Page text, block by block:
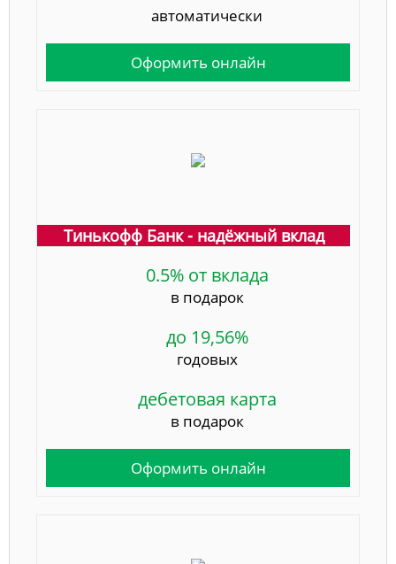
автоматически
Оформить онлайн
Тинькофф Банк - надёжный вклад
0.5% от вклада
в подарок
до 19,56%
годовых
дебетовая карта
в подарок
Оформить онлайн